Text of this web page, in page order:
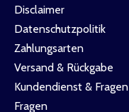
Disclaimer
Datenschutzpolitik
Zahlungsarten
Versand & Rückgabe
Kundendienst & Fragen
Fragen